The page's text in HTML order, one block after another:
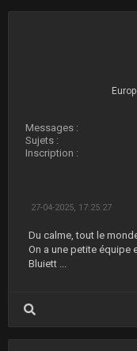
Messages :
Sujets :
Inscription :
27-04-2025, 17:25:27
Du calme, tout le
On a une petite équipe
Bluiett ...